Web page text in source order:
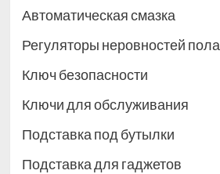
Автоматическая смазка
Регуляторы неровностей пола
Ключ безопасности
Ключи для обслуживания
Подставка под бутылки
Подставка для гаджетов